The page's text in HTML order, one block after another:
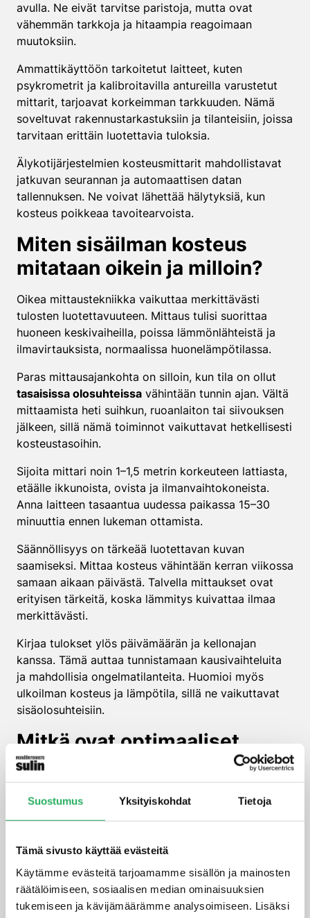
Suostumus Yksityiskohdat Tietoja
Tämä sivusto käyttää evästeitä
Käytämme evästeitä tarjoamamme sisällön ja mainosten
räätälöimiseen, sosiaalisen median ominaisuuksien
tukemiseen ja kävijämäärämme analysoimiseen. Lisäksi
avulla. Ne eivät tarvitse paristoja, mutta ovat
vähemmän tarkkoja ja hitaampia reagoimaan
muutoksiin.
Ammattikäyttöön tarkoitetut laitteet, kuten
psykrometrit ja kalibroitavilla antureilla varustetut
mittarit, tarjoavat korkeimman tarkkuuden. Nämä
soveltuvat rakennustarkastuksiin ja tilanteisiin, joissa
tarvitaan erittäin luotettavia tuloksia.
Älykotijärjestelmien kosteusmittarit mahdollistavat
jatkuvan seurannan ja automaattisen datan
tallennuksen. Ne voivat lähettää hälytyksiä, kun
kosteus poikkeaa tavoitearvoista.
Miten sisäilman kosteus
mitataan oikein ja milloin?
Oikea mittaustekniikka vaikuttaa merkittävästi
tulosten luotettavuuteen. Mittaus tulisi suorittaa
huoneen keskivaiheilla, poissa lämmönlähteistä ja
ilmavirtauksista, normaalissa huonelämpötilassa.
Paras mittausajankohta on silloin, kun tila on ollut
tasaisissa olosuhteissa vähintään tunnin ajan. Vältä
mittaamista heti suihkun, ruoanlaiton tai siivouksen
jälkeen, sillä nämä toiminnot vaikuttavat hetkellisesti
kosteustasoihin.
Sijoita mittari noin 1–1,5 metrin korkeuteen lattiasta,
etäälle ikkunoista, ovista ja ilmanvaihtokoneista.
Anna laitteen tasaantua uudessa paikassa 15–30
minuuttia ennen lukeman ottamista.
Säännöllisyys on tärkeää luotettavan kuvan
saamiseksi. Mittaa kosteus vähintään kerran viikossa
samaan aikaan päivästä. Talvella mittaukset ovat
erityisen tärkeitä, koska lämmitys kuivattaa ilmaa
merkittävästi.
Kirjaa tulokset ylös päivämäärän ja kellonajan
kanssa. Tämä auttaa tunnistamaan kausivaihteluita
ja mahdollisia ongelmatilanteita. Huomioi myös
ulkoilman kosteus ja lämpötila, sillä ne vaikuttavat
sisäolosuhteisiin.
Mitkä ovat optimaaliset
kosteustasojen rajat
sisätiloissa?
Optimaalinen sisäilman suhteellinen kosteus on 40–
takaa terveellisen sisäilman ja suojaa rakennusta
kosteusongelmilta tehokkaasti.
Talvella kosteustavoite voi olla hieman alhaisempi,
30–50 prosenttia, koska kylmä ulkoilma sisältää